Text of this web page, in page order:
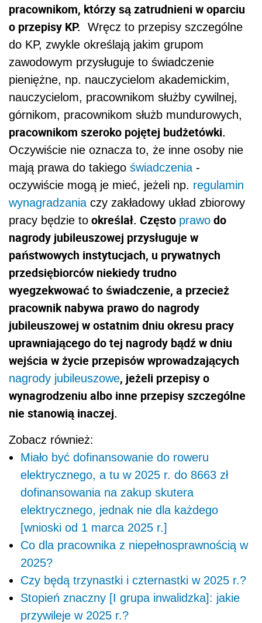
pracownikom, którzy są zatrudnieni w oparciu
o przepisy KP. Wręcz to przepisy szczególne
do KP, zwykle określają jakim grupom
zawodowym przysługuje to świadczenie
pieniężne, np. nauczycielom akademickim,
nauczycielom, pracownikom służby cywilnej,
górnikom, pracownikom służb mundurowych,
pracownikom szeroko pojętej budżetówki.
Oczywiście nie oznacza to, że inne osoby nie
mają prawa do takiego świadczenia -
oczywiście mogą je mieć, jeżeli np. regulamin
wynagradzania czy zakładowy układ zbiorowy
pracy będzie to określał. Często prawo do
nagrody jubileuszowej przysługuje w
państwowych instytucjach, u prywatnych
przedsiębiorców niekiedy trudno
wyegzekwować to świadczenie, a przecież
pracownik nabywa prawo do nagrody
jubileuszowej w ostatnim dniu okresu pracy
uprawniającego do tej nagrody bądź w dniu
wejścia w życie przepisów wprowadzających
nagrody jubileuszowe, jeżeli przepisy o
wynagrodzeniu albo inne przepisy szczególne
nie stanowią inaczej.
Zobacz również:
Miało być dofinansowanie do roweru
elektrycznego, a tu w 2025 r. do 8663 zł
dofinansowania na zakup skutera
elektrycznego, jednak nie dla każdego
[wnioski od 1 marca 2025 r.]
Co dla pracownika z niepełnosprawnością w
2025?
Czy będą trzynastki i czternastki w 2025 r.?
Stopień znaczny [I grupa inwalidzka]: jakie
przywileje w 2025 r.?